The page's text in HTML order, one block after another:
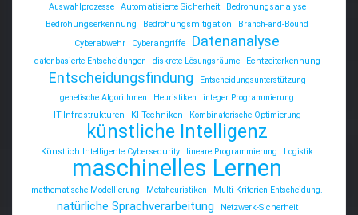
Auswahlprozesse
Automatisierte Sicherheit
Bedrohungsanalyse
Bedrohungserkennung
Bedrohungsmitigation
Branch-and-Bound
Cyberabwehr
Cyberangriffe Datenanalyse
datenbasierte Entscheidungen diskrete Lösungsräume Echtzeiterkennung
Entscheidungsfindung
Entscheidungsunterstützung
genetische Algorithmen
Heuristiken
integer Programmierung
IT-Infrastrukturen
KI-Techniken Kombinatorische Optimierung
künstliche Intelligenz
Künstlich Intelligente Cybersecurity lineare Programmierung Logistik
maschinelles Lernen
mathematische Modellierung Metaheuristiken Multi-Kriterien-Entscheidung.
natürliche Sprachverarbeitung
Netzwerk-Sicherheit